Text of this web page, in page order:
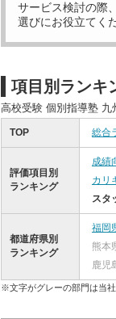
サービス検討の際
選びにお役立てく
項目別ランキ
高校受験 個別指導塾 九
TOP 総合
評価項目別
ランキング
成績
カリ
スタ
都道府県別
ランキング
福岡
熊本
鹿児
※文字がグレーの部門は当